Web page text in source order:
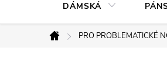
DÁMSKÁ
Domů
PRO PROBLEMATICKÉ